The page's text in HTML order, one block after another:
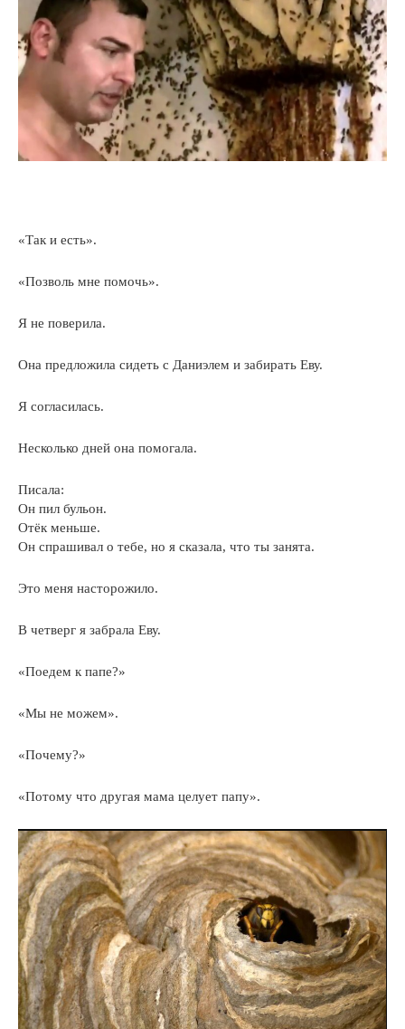
«Так и есть».
«Позволь мне помочь».
Я не поверила.
Она предложила сидеть с Даниэлем и забирать Еву.
Я согласилась.
Несколько дней она помогала.
Писала:
Он пил бульон.
Отёк меньше.
Он спрашивал о тебе, но я сказала, что ты занята.
Это меня насторожило.
В четверг я забрала Еву.
«Поедем к папе?»
«Мы не можем».
«Почему?»
«Потому что другая мама целует папу».